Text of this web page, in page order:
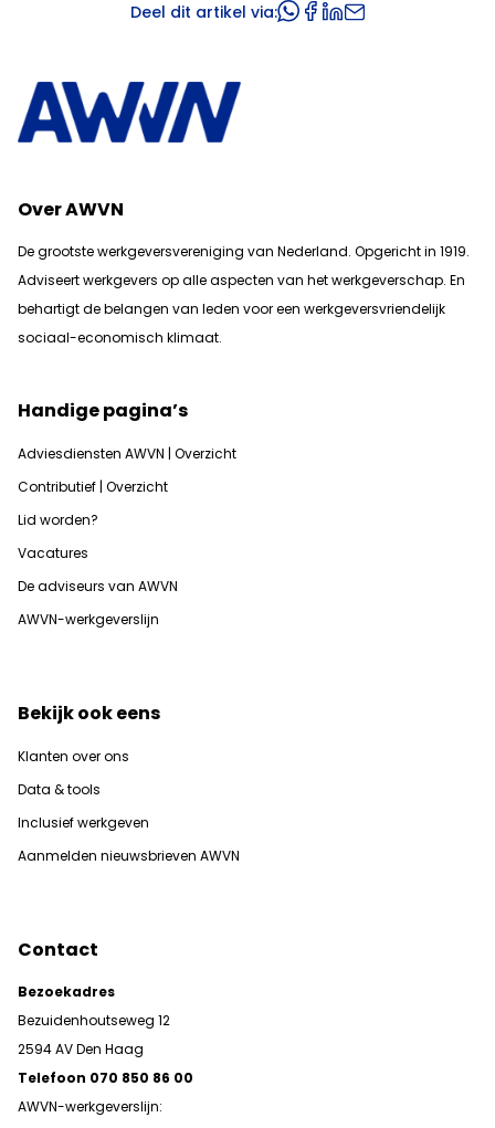
Deel dit artikel via:
Over AWVN
De grootste werkgeversvereniging van Nederland. Opgericht in 1919.
Adviseert werkgevers op alle aspecten van het werkgeverschap. En
behartigt de belangen van leden voor een werkgeversvriendelijk
sociaal-economisch klimaat.
Handige pagina’s
Adviesdiensten AWVN | Overzicht
Contributief | Overzicht
Lid worden?
Vacatures
De adviseurs van AWVN
AWVN-werkgeverslijn
Bekijk ook eens
Klanten over ons
Data & tools
Inclusief werkgeven
Aanmelden nieuwsbrieven AWVN
Contact
Bezoekadres
Bezuidenhoutseweg 12
2594 AV Den Haag
Telefoon 070 850 86 00
AWVN-werkgeverslijn: